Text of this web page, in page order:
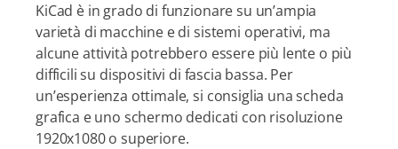
KiCad è in grado di funzionare su un’ampia
varietà di macchine e di sistemi operativi, ma
alcune attività potrebbero essere più lente o più
difficili su dispositivi di fascia bassa. Per
un’esperienza ottimale, si consiglia una scheda
grafica e uno schermo dedicati con risoluzione
1920x1080 o superiore.